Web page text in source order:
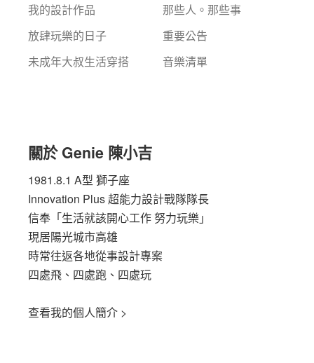
我的設計作品
放肆玩樂的日子
未成年大叔生活穿搭
那些人。那些事
重要公告
音樂清單
關於 Genie 陳小吉
1981.8.1 A型 獅子座
Innovation Plus超能力設計戰隊隊長
信奉「生活就該開心工作 努力玩樂」
現居陽光城市高雄
時常往返各地從事設計專案
四處飛、四處跑、四處玩
查看我的個人簡介 >